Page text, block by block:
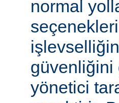
normal
güvenliğini
yönetici